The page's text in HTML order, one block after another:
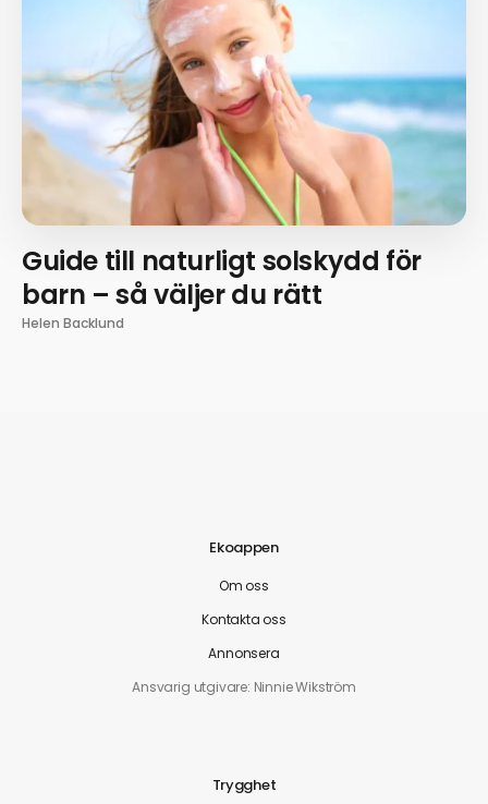
Guide till naturligt solskydd för
barn – så väljer du rätt
Helen Backlund
Ekoappen
Om oss
Kontakta oss
Annonsera
Ansvarig utgivare: Ninnie Wikström
Trygghet